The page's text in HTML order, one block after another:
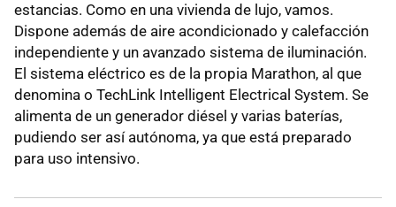
estancias. Como en una vivienda de lujo, vamos.
Dispone además de aire acondicionado y calefacción
independiente y un avanzado sistema de iluminación.
El sistema eléctrico es de la propia Marathon, al que
denomina o TechLink Intelligent Electrical System. Se
alimenta de un generador diésel y varias baterías,
pudiendo ser así autónoma, ya que está preparado
para uso intensivo.